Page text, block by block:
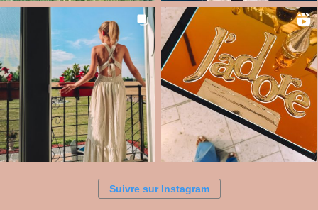
Suivre sur Instagram